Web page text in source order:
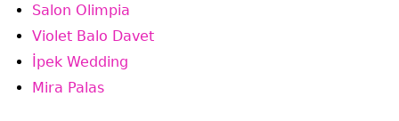
Salon Olimpia
Violet Balo Davet
İpek Wedding
Mira Palas